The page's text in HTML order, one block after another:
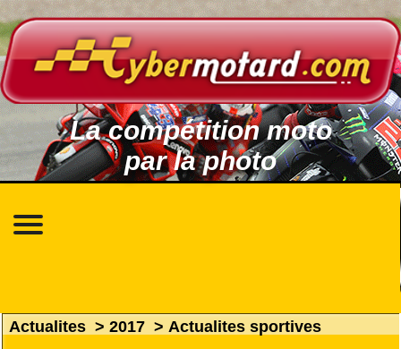
La compétition moto
par la photo
Actualites > 2017 > Actualites sportives